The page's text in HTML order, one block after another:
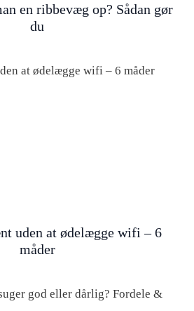
en ribbevæg op? Sådan gør
du
uden at ødelægge wifi – 6
måder